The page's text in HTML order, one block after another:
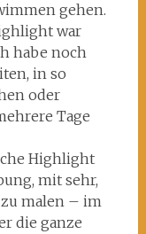
gehen.
war
habe noch
in so
oder
Tage
Highlight
mit sehr,
malen – im
die ganze